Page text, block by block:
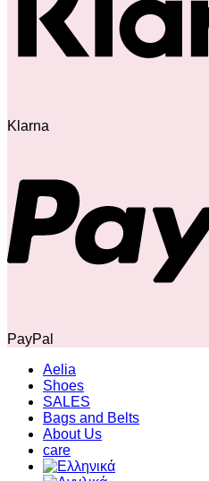
Klarna
PayPal
Aelia
Shoes
SALES
Bags and Belts
About Us
care